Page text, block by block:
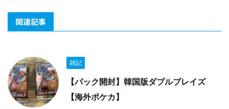
関連記事
雑記
【パック開封】韓国版ダブルブレイズ
【海外ポケカ】